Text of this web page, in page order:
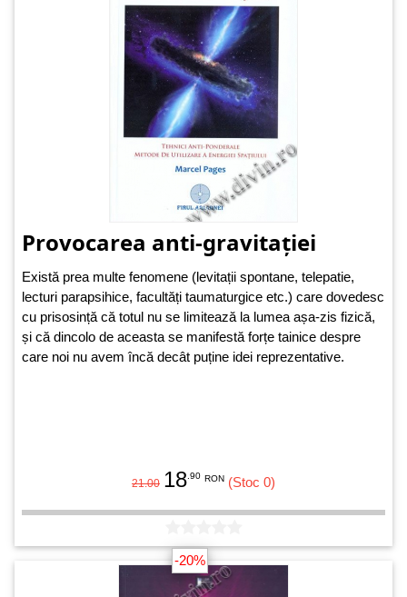
Provocarea anti-gravitației
Există prea multe fenomene (levitații spontane, telepatie,
lecturi parapsihice, facultăți taumaturgice etc.) care dovedesc
cu prisosință că totul nu se limitează la lumea așa-zis fizică,
și că dincolo de aceasta se manifestă forțe tainice despre
care noi nu avem încă decât puține idei reprezentative.
21.00 18 .90 RON (Stoc 0)
-20%